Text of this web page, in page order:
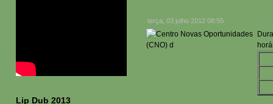
terça, 03 julho 2012 08:55
Lip Dub 2013